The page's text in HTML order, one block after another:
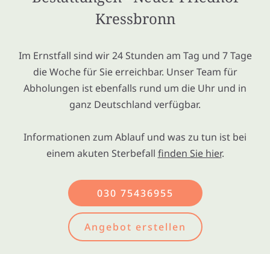
Kressbronn
Im Ernstfall sind wir 24 Stunden am Tag und 7 Tage
die Woche für Sie erreichbar. Unser Team für
Abholungen ist ebenfalls rund um die Uhr und in
ganz Deutschland verfügbar.
Informationen zum Ablauf und was zu tun ist bei
einem akuten Sterbefall finden Sie hier.
030 75436955
Angebot erstellen